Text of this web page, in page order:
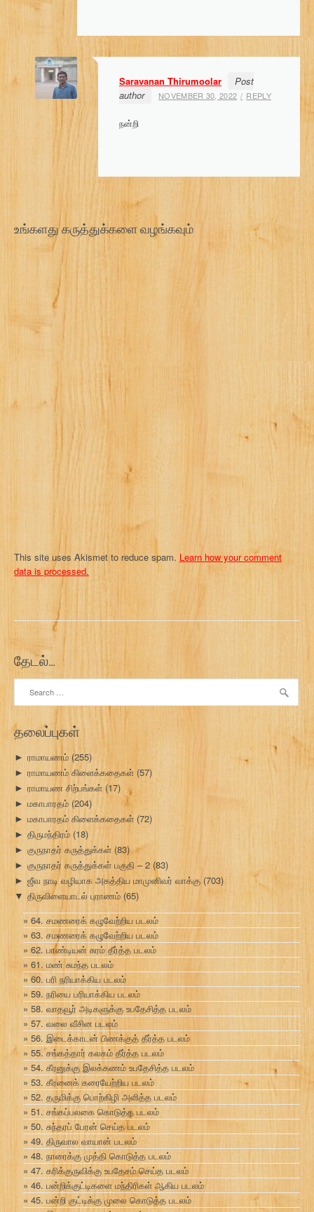
Saravanan Thirumoolar
Post
author
NOVEMBER 30, 2022 REPLY
நன்றி
உங்களது கருத்துக்களை வழங்கவும்
This site uses Akismet to reduce spam. Learn how your comment
data is processed.
தேடல்…
தலைப்புகள்
► ராமாயணம் (255)
► ராமாயணம் கிளைக்கதைகள் (57)
► ராமாயண சிற்பங்கள்(17)
► மகாபாரதம் (204)
► மகாபாரதம் கிளைக்கதைகள் (72)
► திருமந்திரம் (18)
► குருநாதர் கருத்துக்கள் (83)
► குருநாதர் கருத்துக்கள் பகுதி – 2 (83)
► ஜீவ நாடி வழியாக அகத்திய மாமுனிவர் வாக்கு (703)
▼ திருவிளையாடல் புராணம் (65)
64. சமணரைக் கழுவேற்றிய படலம்
63. சமணரைக் கழுவேற்றிய படலம்
62. பாண்டியன் சுரம் தீர்த்த படலம்
61. மண் சுமந்த படலம்
60. பரி நரியாக்கிய படலம்
59. நரியை பரியாக்கிய படலம்
58. வாதவூர் அடிகளுக்கு உபதேசித்த படலம்
57. வலை வீசின படலம்
56. இடைக்காடன் பிணக்குத் தீர்த்த படலம்
55. சங்கத்தார் கலகம் தீர்த்த படலம்
54. கீரனுக்கு இலக்கணம் உபதேசித்த படலம்
53. கீரனைக் கரையேற்றிய படலம்
52. தருமிக்கு பொற்கிழி அளித்த படலம்
51. சங்கப்பலகை கொடுத்த படலம்
50. சுந்தரப் பேரன் செய்த படலம்
49. திருவால வாயான் படலம்
48. நாரைக்கு முத்தி கொடுத்த படலம்
47. கரிக்குருவிக்கு உபதேசம் செய்த படலம்
46. பன்றிக்குட்டிகளை மந்திரிகள் ஆகிய படலம்
45. பன்றி குட்டிக்கு முலை கொடுத்த படலம்